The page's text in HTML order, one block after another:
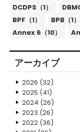
DCDPS（1）
BPF（1）
BPB（1）
Annex 6（10）
アーカイブ
2026 (32)
2025 (41)
2024 (26)
2023 (26)
2022(36)